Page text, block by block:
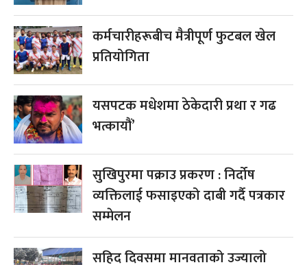
कर्मचारीहरूबीच मैत्रीपूर्ण फुटबल खेल
प्रतियोगिता
यसपटक मधेशमा ठेकेदारी प्रथा र गढ
भत्कायौं’
सुखिपुरमा पक्राउ प्रकरण : निर्दोष
व्यक्तिलाई फसाइएको दाबी गर्दै पत्रकार
सम्मेलन
सहिद दिवसमा मानवताको उज्यालो